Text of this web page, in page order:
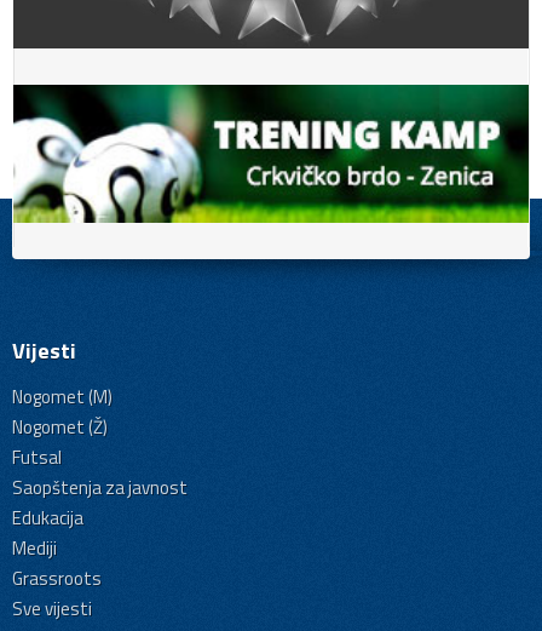
Vijesti
Nogomet (M)
Nogomet (Ž)
Futsal
Saopštenja za javnost
Edukacija
Mediji
Grassroots
Sve vijesti